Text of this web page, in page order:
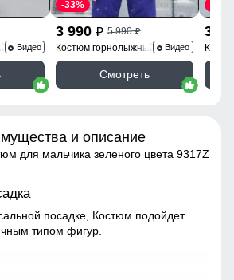
9315K
Видео
3 990 p 5 990p
-33%
Костюм горнолыжный 9317O
Видео
Смотреть
3
и описание
для мальчика зеленого цвета 9317Z
посадке, Костюм подойдет
типом фигур.